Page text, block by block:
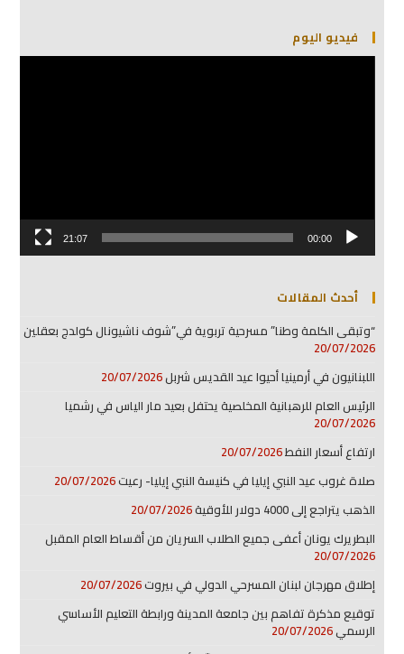
فيديو اليوم
مشغل
00:00
21:07
أحدث المقالات
“وتبقى الكلمة وطنا” مسرحية تربوية في”شوف ناشيونال كولدج بعقلين
20/07/2026
اللبنانيون في أرمينيا أحيوا عيد القديس شربل20/07/2026
الرئيس العام للرهبانية المخلصية يحتفل بعيد مار الياس في رشميا
20/07/2026
ارتفاع أسعار النفط20/07/2026
صلاة غروب عيد النبي إيليا في كنيسة النبي إيليا- رعيت20/07/2026
الذهب يتراجع إلى 4000 دولار للأوقية
20/07/2026
البطريرك يونان أعفى جميع الطلاب السريان من أقساط العام المقبل
20/07/2026
إطلاق مهرجان لبنان المسرحي الدولي في بيروت20/07/2026
توقيع مذكرة تفاهم بين جامعة المدينة ورابطة التعليم الأساسي
الرسمي20/07/2026